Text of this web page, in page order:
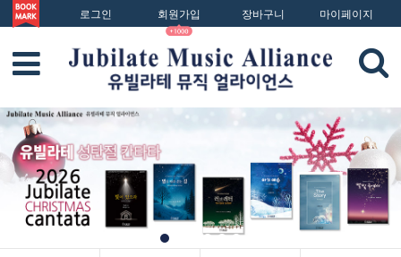
로그인 회원가입 장바구니 마이페이지